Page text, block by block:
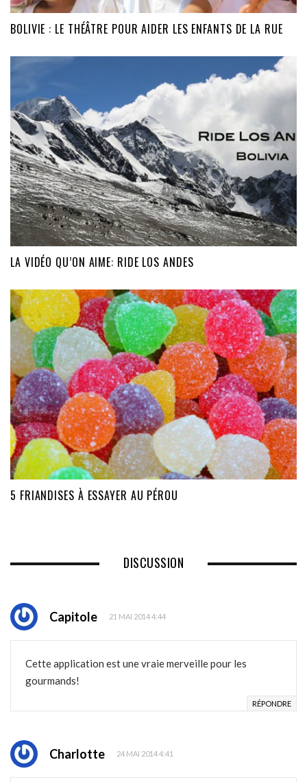
BOLIVIE : LE THÉÂTRE POUR AIDER LES ENFANTS DE LA RUE
LA VIDÉO QU’ON AIME: RIDE LOS ANDES
5 FRIANDISES À ESSAYER AU PÉROU
DISCUSSION
Capitole 21 MAI 2014 4:44
Cette application est une vraie merveille pour les
gourmands!
RÉPONDRE
Charlotte 24 MAI 2014 4:41